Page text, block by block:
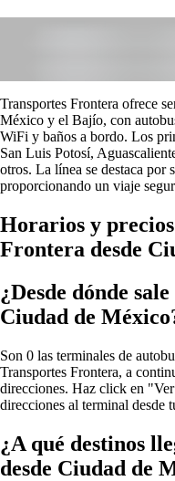
Transportes Frontera ofrece
México y el Bajío, con
WiFi y baños a bordo. Los
San Luis Potosí,
otros. La línea se destaca por
proporcionando un viaje
Horarios y
Frontera desde
¿Desde dónde
Ciudad de
Son 0 las terminales de
Transportes Frontera, a
direcciones. Haz click en
direcciones al terminal desde
¿A qué destinos
desde Ciudad de